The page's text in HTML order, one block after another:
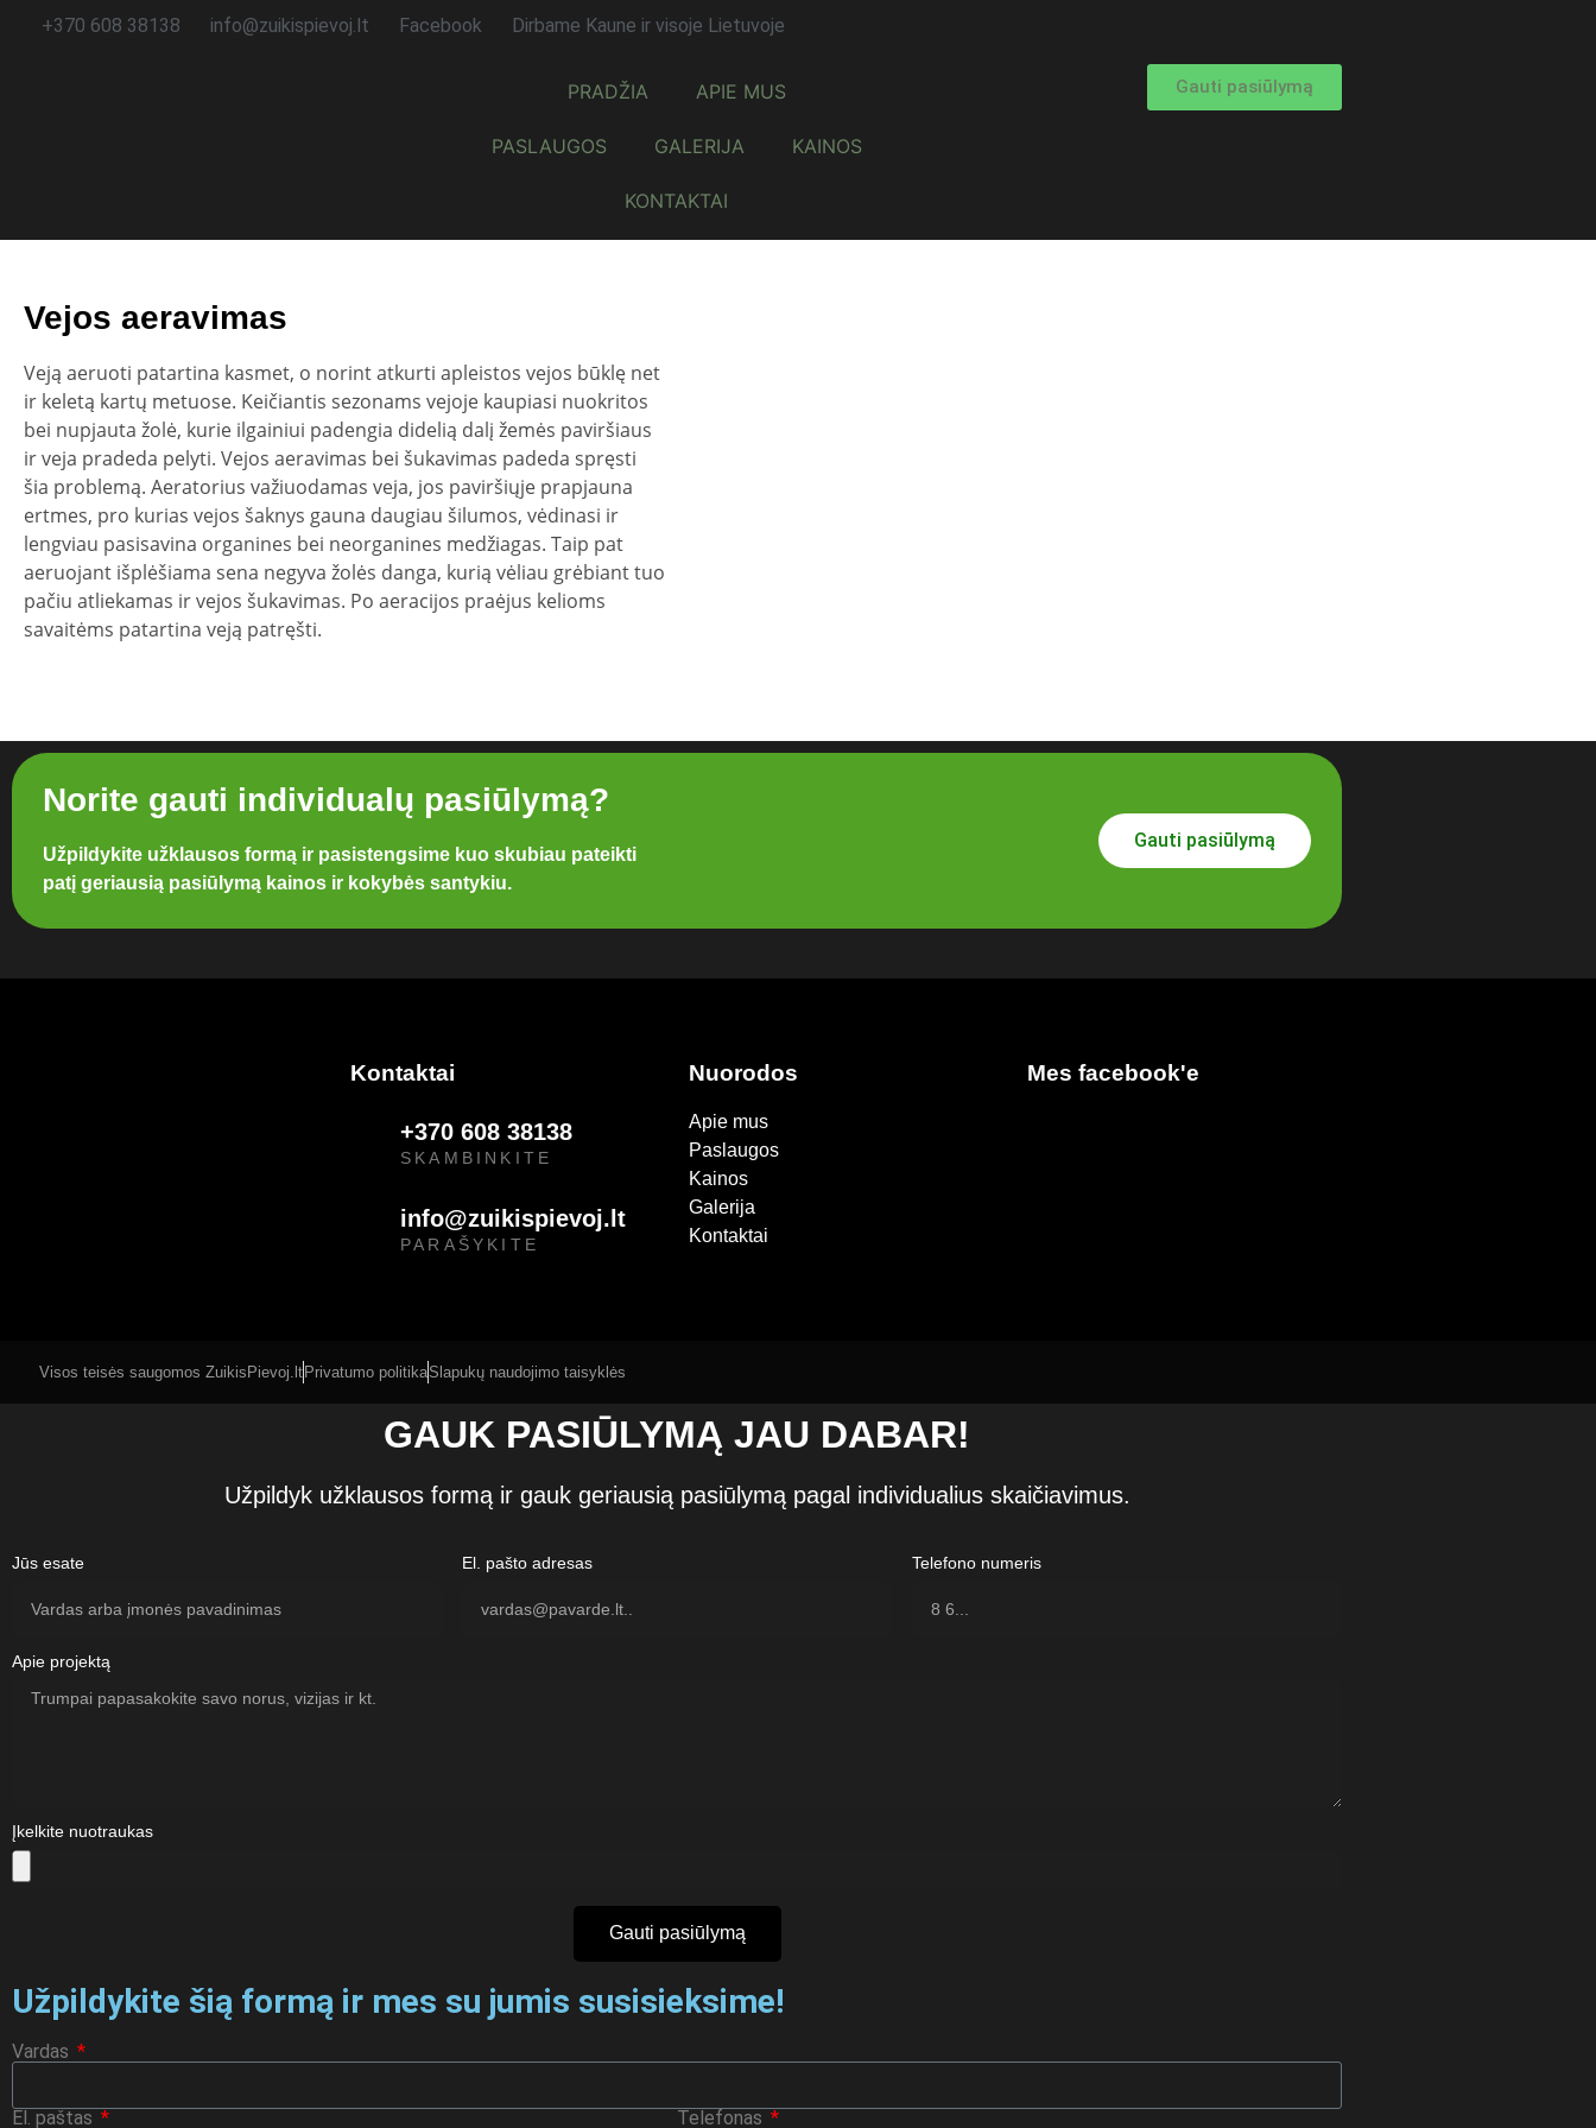
+370 608 38138 info@zuikispievoj.lt Facebook Dirbame Kaune ir visoje Lietuvoje
PRADŽIA APIE MUS
PASLAUGOS GALERIJA KAINOS
KONTAKTAI
Gauti pasiūlymą
Vejos aeravimas
Veją aeruoti patartina kasmet, o norint atkurti apleistos vejos būklę net
ir keletą kartų metuose. Keičiantis sezonams vejoje kaupiasi nuokritos
bei nupjauta žolė, kurie ilgainiui padengia didelią dalį žemės paviršiaus
ir veja pradeda pelyti. Vejos aeravimas bei šukavimas padeda spręsti
šia problemą. Aeratorius važiuodamas veja, jos paviršiųje prapjauna
ertmes, pro kurias vejos šaknys gauna daugiau šilumos, vėdinasi ir
lengviau pasisavina organines bei neorganines medžiagas. Taip pat
aeruojant išplėšiama sena negyva žolės danga, kurią vėliau grėbiant tuo
pačiu atliekamas ir vejos šukavimas. Po aeracijos praėjus kelioms
savaitėms patartina veją patręšti.
Norite gauti individualų pasiūlymą?
Užpildykite užklausos formą ir pasistengsime kuo skubiau pateikti
patį geriausią pasiūlymą kainos ir kokybės santykiu.
Gauti pasiūlymą
Kontaktai
+370 608 38138
SKAMBINKITE
info@zuikispievoj.lt
PARAŠYKITE
Nuorodos
Apie mus
Paslaugos
Kainos
Galerija
Kontaktai
Mes facebook'e
Visos teisės saugomos ZuikisPievoj.lt Privatumo politikaSlapukų naudojimo taisyklės
GAUK PASIŪLYMĄ JAU DABAR!
Užpildyk užklausos formą ir gauk geriausią pasiūlymą pagal individualius skaičiavimus.
Jūs esate El. pašto adresas Telefono numeris
Apie projektą
Įkelkite nuotraukas
Gauti pasiūlymą
Užpildykite šią formą ir mes su jumis susisieksime!
Vardas
El. paštas Telefonas